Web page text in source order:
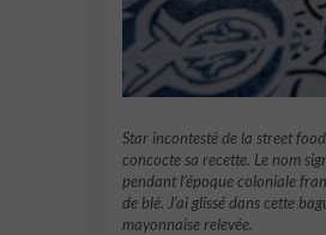
Star incontesté de la street
concocte sa recette. Le nom
pendant l’époque coloniale
de blé. J’ai glissé dans cette
mayonnaise relevée.